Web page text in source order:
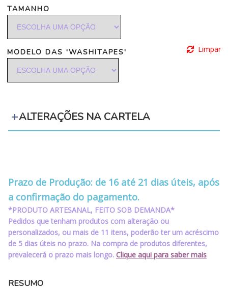
TAMANHO
MODELO DAS 'WASHITAPES' Limpar
ALTERAÇÕES NA CARTELA
Prazo de Produção: de 16 até 21 dias úteis, após
a confirmação do pagamento.
*PRODUTO ARTESANAL, FEITO SOB DEMANDA*
Pedidos que tenham produtos com alteração ou
personalizados, ou mais de 11 itens, poderão ter um acréscimo
de 5 dias úteis no prazo. Na compra de produtos diferentes,
prevalecerá o prazo mais longo. Clique aqui para saber mais
RESUMO